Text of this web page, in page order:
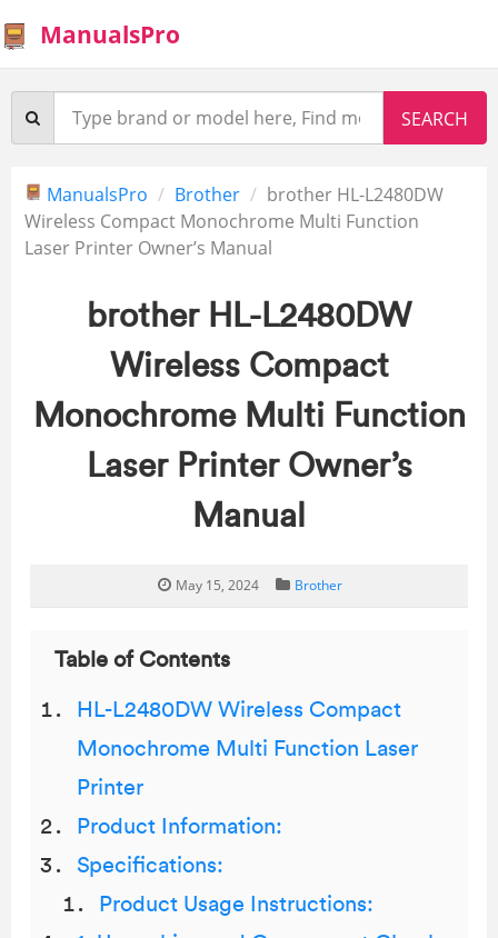
ManualsPro
ManualsPro Brother
brother HL-L2480DW
Wireless Compact Monochrome Multi Function
Laser Printer Owner’s Manual
brother HL-L2480DW
Wireless Compact
Monochrome Multi Function
Laser Printer Owner’s
Manual
May 15, 2024 Brother
Table of Contents
HL-L2480DW Wireless Compact
Monochrome Multi Function Laser
Printer
Product Information:
Specifications:
Product Usage Instructions: